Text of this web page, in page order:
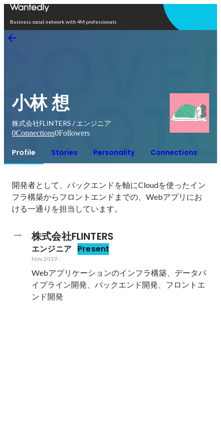
Business social network with 4M professionals
小林 想
株式会社FLINTERS / エンジニア
0Connections0Followers
Profile Stories Personality Connections
開発者として、バックエンドを軸にCloudを使ったイン
フラ構築からフロントエンドまでの、Webアプリにお
ける一通りを担当しています。
株式会社FLINTERS
エンジニア Present
Nov 2019-
Webアプリケーションのインフラ構築、データパ
イプライン開発、バックエンド開発、フロントエ
ンド開発